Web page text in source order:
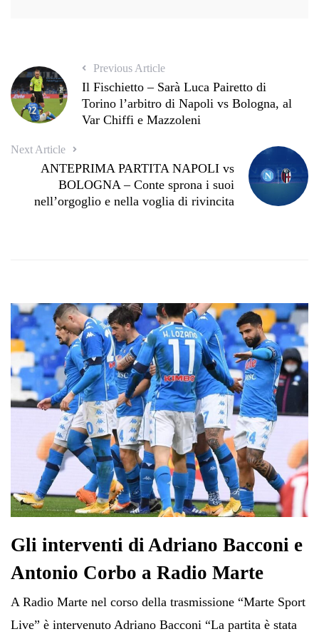
Previous Article
Il Fischietto – Sarà Luca Pairetto di
Torino l’arbitro di Napoli vs Bologna, al
Var Chiffi e Mazzoleni
Next Article
ANTEPRIMA PARTITA NAPOLI vs
BOLOGNA – Conte sprona i suoi
nell’orgoglio e nella voglia di rivincita
Gli interventi di Adriano Bacconi e
Antonio Corbo a Radio Marte
A Radio Marte nel corso della trasmissione “Marte Sport
Live” è intervenuto Adriano Bacconi “La partita è stata